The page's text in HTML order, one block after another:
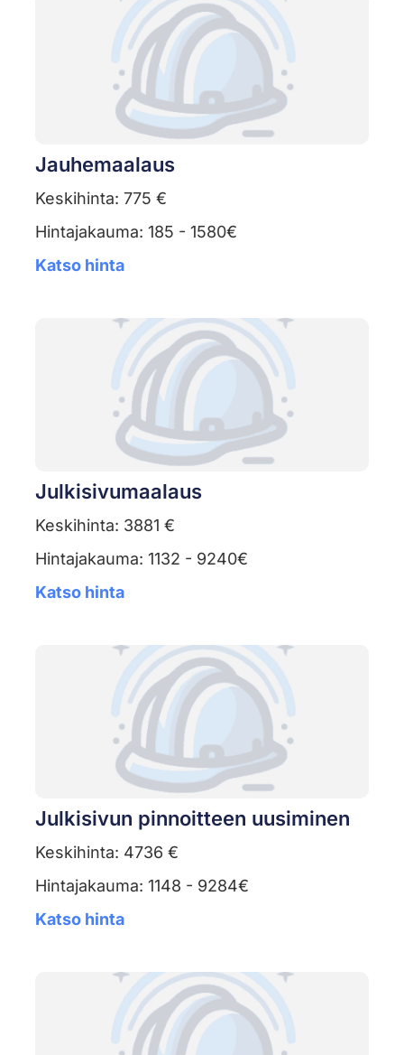
Jauhemaalaus
Keskihinta: 775 €
Hintajakauma: 185 - 1580€
Katso hinta
Julkisivumaalaus
Keskihinta: 3881 €
Hintajakauma: 1132 - 9240€
Katso hinta
Julkisivun pinnoitteen uusiminen
Keskihinta: 4736 €
Hintajakauma: 1148 - 9284€
Katso hinta